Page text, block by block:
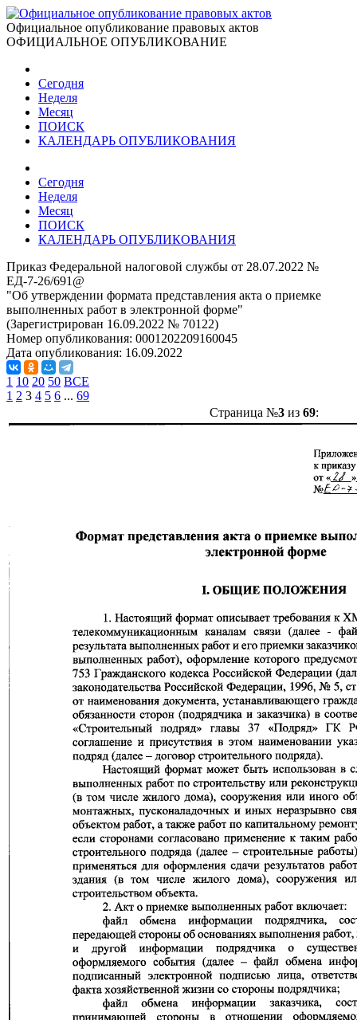
Официальное опубликование правовых актов
ОФИЦИАЛЬНОЕ ОПУБЛИКОВАНИЕ
Сегодня
Неделя
Месяц
ПОИСК
КАЛЕНДАРЬ ОПУБЛИКОВАНИЯ
Сегодня
Неделя
Месяц
ПОИСК
КАЛЕНДАРЬ ОПУБЛИКОВАНИЯ
Приказ Федеральной налоговой службы от 28.07.2022 №
ЕД-7-26/691@
"Об утверждении формата представления акта о приемке
выполненных работ в электронной форме"
(Зарегистрирован 16.09.2022 № 70122)
Номер опубликования: 0001202209160045
Дата опубликования: 16.09.2022
1 10 20 50 ВСЕ
1 2 3 4 5 6 ... 69
Страница №3из 69: